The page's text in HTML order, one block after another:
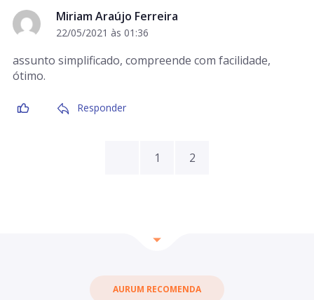
Miriam Araújo Ferreira
22/05/2021 às 01:36
assunto simplificado, compreende com facilidade,
ótimo.
Responder
1 2
AURUM RECOMENDA